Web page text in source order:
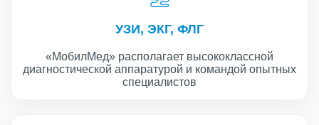
УЗИ, ЭКГ, ФЛГ
«МобилМед» располагает высококлассной
диагностической аппаратурой и командой опытных
специалистов